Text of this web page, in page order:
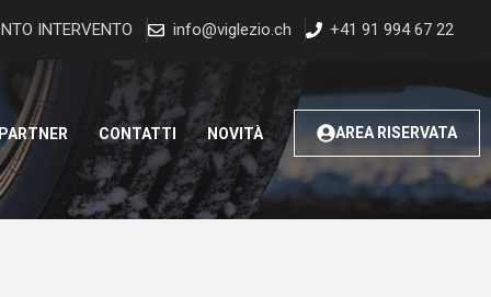
INTERVENTO info@viglezio.ch +41 91 994 67 22
CONTATTI NOVITÀ AREA RISERVATA